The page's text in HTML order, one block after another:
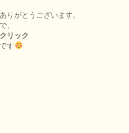
りがとうございます。
、
リック
す